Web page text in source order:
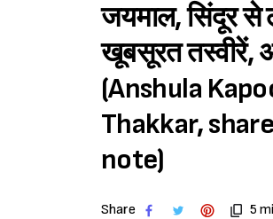
जयमाल, सिंदूर से
खूबसूरत तस्वीरें,
(Anshula
Thakkar,
note)
Share 5